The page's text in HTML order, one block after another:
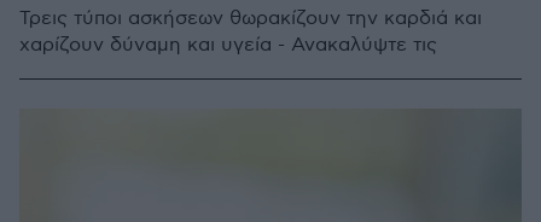
Τρεις τύποι ασκήσεων θωρακίζουν την καρδιά και
χαρίζουν δύναμη και υγεία - Ανακαλύψτε τις